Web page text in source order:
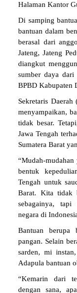
Halaman Kantor
Di samping
bantuan dalam
berasal dari
Jateng, Jateng
diangkut
sumber daya dari
BPBD Kabupaten
Sekretaris Daerah
menyampaikan,
tidak besar.
Jawa Tengah
Sumatera Barat
“Mudah-
bentuk
Tengah untuk
Barat. Kita tidak
sebagainya, tapi
negara di
Bantuan berupa
pangan. Selain
sarden, mi
Adapula bantuan
“Kemarin dari
dengan sana,